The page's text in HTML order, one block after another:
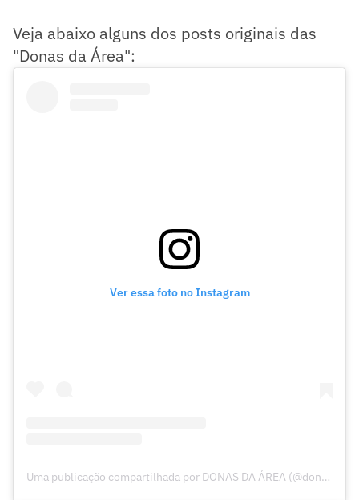
​Veja abaixo alguns dos posts originais das
"Donas da Área":
Ver essa foto no Instagram
Uma publicação compartilhada por DONAS DA ÁREA (@donasdaarea)